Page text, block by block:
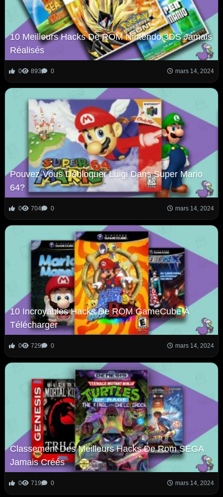
10 Meilleurs Hacks De ROM Nintendo 3DS Jamais
Réalisés
0 893 0 mars 14, 2024
Pouvez-Vous Débloquer Luigi Dans Super Mario
64?
0 704 0 mars 14, 2024
10 Incroyables Hacks De ROM GameCube À
Télécharger
0 729 0 mars 14, 2024
Classement Des Meilleurs Hacks De Rom SEGA
Jamais Créés
0 719 0 mars 14, 2024